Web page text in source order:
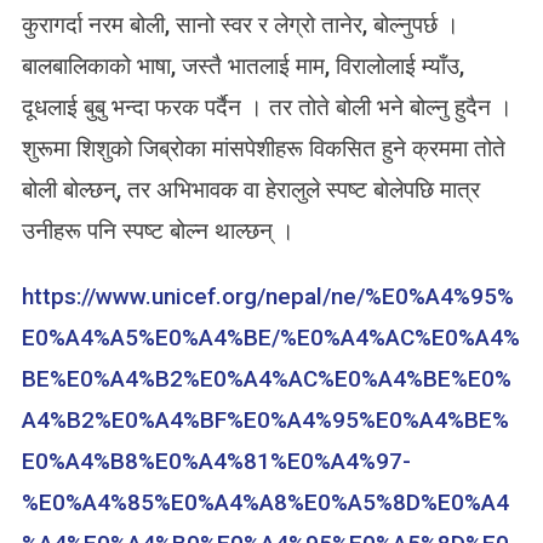
कुरागर्दा नरम बोली, सानो स्वर र लेग्रो तानेर, बोल्नुपर्छ ।
बालबालिकाको भाषा, जस्तै भातलाई माम, विरालोलाई म्याँउ,
दूधलाई बुबु भन्दा फरक पर्दैन । तर तोते बोली भने बोल्नु हुदैन ।
शुरूमा शिशुको जिब्रोका मांसपेशीहरू विकसित हुने क्रममा तोते
बोली बोल्छन्, तर अभिभावक वा हेरालुले स्पष्ट बोलेपछि मात्र
उनीहरू पनि स्पष्ट बोल्न थाल्छन् ।
https://www.unicef.org/nepal/ne/%E0%A4%95%
E0%A4%A5%E0%A4%BE/%E0%A4%AC%E0%A4%
BE%E0%A4%B2%E0%A4%AC%E0%A4%BE%E0%
A4%B2%E0%A4%BF%E0%A4%95%E0%A4%BE%
E0%A4%B8%E0%A4%81%E0%A4%97-
%E0%A4%85%E0%A4%A8%E0%A5%8D%E0%A4